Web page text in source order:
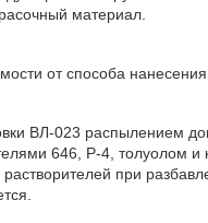
материал.
от способа нанесения.
ВЛ-023 распылением
646, Р-4, толуолом и
при